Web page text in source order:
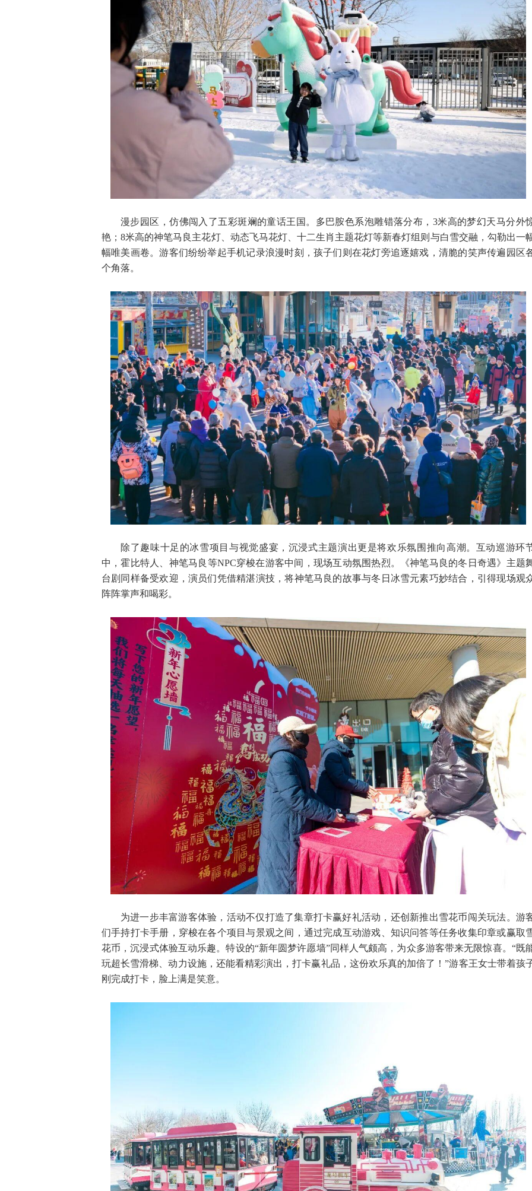
漫步园区，仿佛闯入了五彩斑斓的童话王国。多巴胺色系泡雕错落分布，3米高的梦幻天马分外
艳；8米高的神笔马良主花灯、动态飞马花灯、十二生肖主题花灯等新春灯组则与白雪交融，勾勒出一
幅唯美画卷。游客们纷纷举起手机记录浪漫时刻，孩子们则在花灯旁追逐嬉戏，清脆的笑声传遍园区
个角落。
除了趣味十足的冰雪项目与视觉盛宴，沉浸式主题演出更是将欢乐氛围推向高潮。互动巡游环
中，霍比特人、神笔马良等NPC穿梭在游客中间，现场互动氛围热烈。《神笔马良的冬日奇遇》主题
台剧同样备受欢迎，演员们凭借精湛演技，将神笔马良的故事与冬日冰雪元素巧妙结合，引得现场观
阵阵掌声和喝彩。
为进一步丰富游客体验，活动不仅打造了集章打卡赢好礼活动，还创新推出雪花币闯关玩法。游
们手持打卡手册，穿梭在各个项目与景观之间，通过完成互动游戏、知识问答等任务收集印章或赢取
花币，沉浸式体验互动乐趣。特设的“新年圆梦许愿墙”同样人气颇高，为众多游客带来无限惊喜。“既
玩超长雪滑梯、动力设施，还能看精彩演出，打卡赢礼品，这份欢乐真的加倍了！”游客王女士带着孩
刚完成打卡，脸上满是笑意。